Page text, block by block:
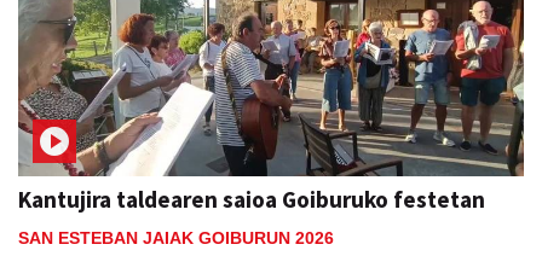
Kantujira taldearen saioa Goiburuko festetan
SAN ESTEBAN JAIAK GOIBURUN 2026